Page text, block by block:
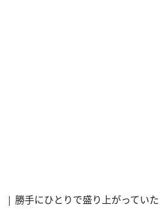
勝手にひとりで盛り上がっていた